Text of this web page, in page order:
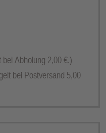
Abholung 2,00 €.)
bei Postversand 5,00